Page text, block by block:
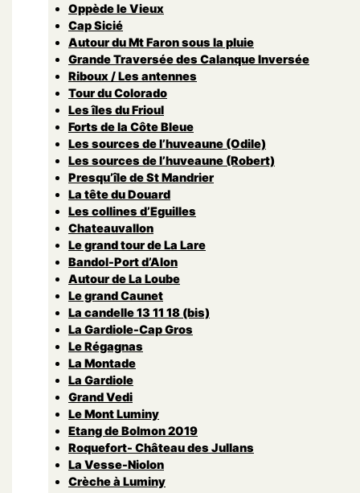
Oppède le Vieux
Cap Sicié
Autour du Mt Faron sous la pluie
Grande Traversée des Calanque Inversée
Riboux / Les antennes
Tour du Colorado
Les îles du Frioul
Forts de la Côte Bleue
Les sources de l’huveaune (Odile)
Les sources de l’huveaune (Robert)
Presqu’île de St Mandrier
La tête du Douard
Les collines d’Eguilles
Chateauvallon
Le grand tour de La Lare
Bandol-Port d’Alon
Autour de La Loube
Le grand Caunet
La candelle 13 11 18 (bis)
La Gardiole-Cap Gros
Le Régagnas
La Montade
La Gardiole
Grand Vedi
Le Mont Luminy
Etang de Bolmon 2019
Roquefort- Château des Jullans
La Vesse-Niolon
Crèche à Luminy